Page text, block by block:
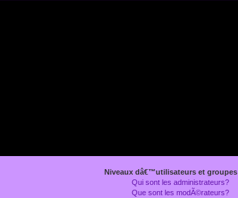
Niveaux dâ€™utilisateurs et groupes
Qui sont les administrateurs?
Que sont les modÃ©rateurs?